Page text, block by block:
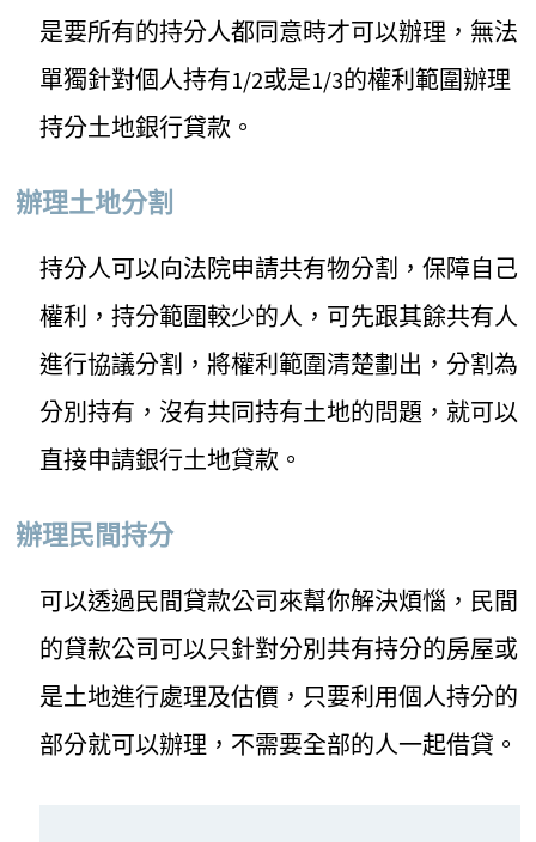
是要所有的持分人都同意時才可以辦理，無法
單獨針對個人持有1/2或是1/3的權利範圍辦理
持分土地銀行貸款。
辦理土地分割
持分人可以向法院申請共有物分割，保障自己
權利，持分範圍較少的人，可先跟其餘共有人
進行協議分割，將權利範圍清楚劃出，分割為
分別持有，沒有共同持有土地的問題，就可以
直接申請銀行土地貸款。
辦理民間持分
可以透過民間貸款公司來幫你解決煩惱，民間
的貸款公司可以只針對分別共有持分的房屋或
是土地進行處理及估價，只要利用個人持分的
部分就可以辦理，不需要全部的人一起借貸。